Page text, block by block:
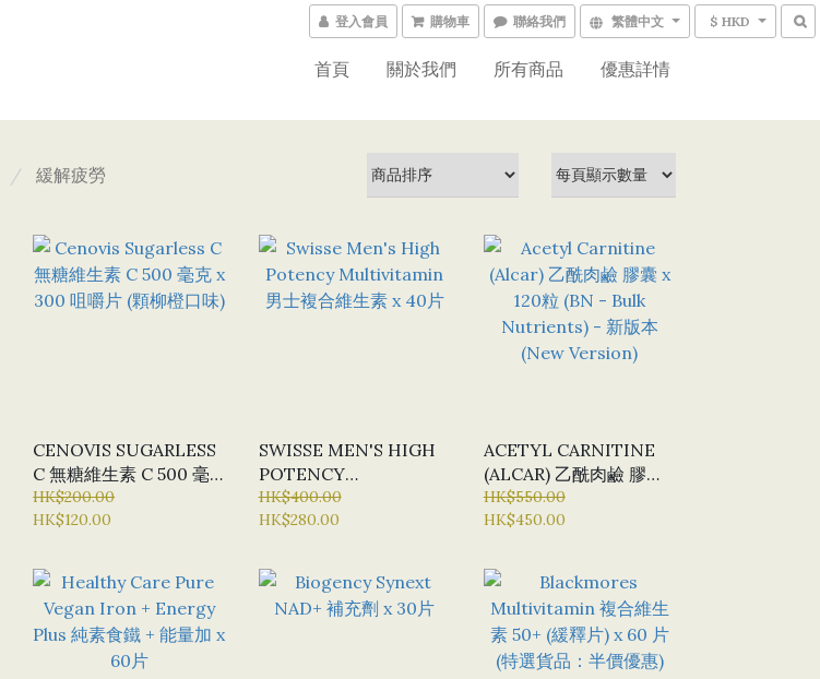
登入會員 購物車 聯絡我們 繁體中文 $ HKD
首頁 關於我們 所有商品 優惠詳情
緩解疲勞
CENOVIS SUGARLESS
C 無糖維生素 C 500 毫
克 X 300 咀嚼片 (顆柳橙
口味)
HK$200.00
HK$120.00
SWISSE MEN'S HIGH
POTENCY
MULTIVITAMIN 男士
複合維生素 X 40片
HK$400.00
HK$280.00
ACETYL CARNITINE
(ALCAR) 乙酰肉鹼 膠囊
X 120粒 (BN - BULK
NUTRIENTS) - 新版本
HK$550.00
HK$450.00